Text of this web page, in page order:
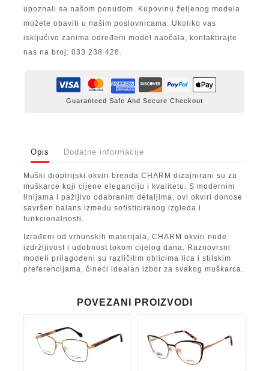
upoznali sa našom ponudom. Kupovinu željenog modela
možete obaviti u našim poslovnicama. Ukoliko vas
isključivo zanima određeni model naočala, kontaktirajte
nas na broj: 033 238 428.
Guaranteed Safe And Secure Checkout
Opis Dodatne informacije
Muški dioptrijski okviri brenda CHARM dizajnirani su za
muškarce koji cijene eleganciju i kvalitetu. S modernim
linijama i pažljivo odabranim detaljima, ovi okviri donose
savršen balans između sofisticiranog izgleda i
funkcionalnosti.
Izrađeni od vrhunskih materijala, CHARM okviri nude
izdržljivost i udobnost tokom cijelog dana. Raznovrsni
modeli prilagođeni su različitim oblicima lica i stilskim
preferencijama, čineći idealan izbor za svakog muškarca.
POVEZANI PROIZVODI